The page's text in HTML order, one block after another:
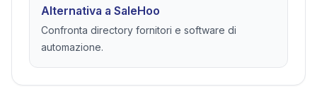
Alternativa a SaleHoo
Confronta directory fornitori e software di
automazione.